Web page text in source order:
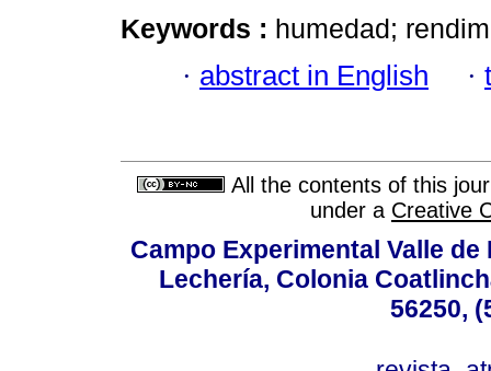
Keywords : humedad;
· abstract in English ·
All the contents of this
under a Creative
Campo Experimental Valle
Lechería, Colonia
56250,